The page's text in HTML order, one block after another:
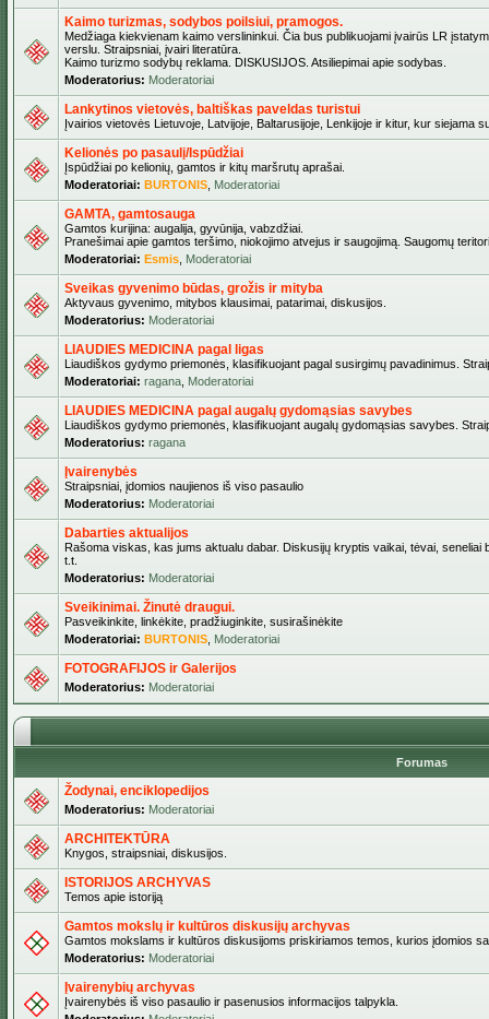
Kaimo turizmas, sodybos poilsiui, pramogos.
Medžiaga kiekvienam kaimo verslininkui. Čia bus publikuojami įvairūs LR
verslu. Straipsniai, įvairi literatūra.
Kaimo turizmo sodybų reklama. DISKUSIJOS. Atsiliepimai apie sodybas.
Moderatorius: Moderatoriai
Lankytinos vietovės, baltiškas paveldas turistui
Įvairios vietovės Lietuvoje, Latvijoje, Baltarusijoje, Lenkijoje ir kitur, kur siejama
Kelionės po pasaulį/Ispūdžiai
Įspūdžiai po kelionių, gamtos ir kitų maršrutų aprašai.
Moderatoriai: BURTONIS Moderatoriai
GAMTA, gamtosauga
Gamtos kurijina: augalija, gyvūnija, vabzdžiai.
Pranešimai apie gamtos teršimo, niokojimo atvejus ir saugojimą. Saugomų
Moderatoriai: Esmis Moderatoriai
Sveikas gyvenimo būdas, grožis ir mityba
Aktyvaus gyvenimo, mitybos klausimai, patarimai, diskusijos.
Moderatorius: Moderatoriai
LIAUDIES MEDICINA pagal ligas
Liaudiškos gydymo priemonės, klasifikuojant pagal susirgimų pavadinimus.
Moderatoriai: ragana Moderatoriai
LIAUDIES MEDICINA pagal augalų gydomąsias savybes
Liaudiškos gydymo priemonės, klasifikuojant augalų gydomąsias savybes.
Moderatorius: ragana
Įvairenybės
Straipsniai, įdomios naujienos iš viso pasaulio
Moderatorius: Moderatoriai
Dabarties aktualijos
Rašoma viskas, kas jums aktualu dabar. Diskusijų kryptis vaikai, tėvai, seneliai
t.t.
Moderatorius: Moderatoriai
Sveikinimai. Žinutė draugui.
Pasveikinkite, linkėkite, pradžiuginkite, susirašinėkite
Moderatoriai: BURTONIS Moderatoriai
FOTOGRAFIJOS ir Galerijos
Moderatorius: Moderatoriai
Forumas
Žodynai, enciklopedijos
Moderatorius: Moderatoriai
ARCHITEKTŪRA
Knygos, straipsniai, diskusijos.
ISTORIJOS ARCHYVAS
Temos apie istoriją
Gamtos mokslų ir kultūros diskusijų archyvas
Gamtos mokslams ir kultūros diskusijoms priskiriamos temos, kurios įdomios
Moderatorius: Moderatoriai
Įvairenybių archyvas
Įvairenybės iš viso pasaulio ir pasenusios informacijos talpykla.